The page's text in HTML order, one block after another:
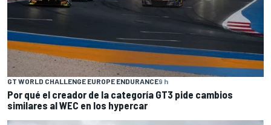
GT WORLD CHALLENGE EUROPE ENDURANCE9 h
Por qué el creador de la categoría GT3 pide cambios
similares al WEC en los hypercar